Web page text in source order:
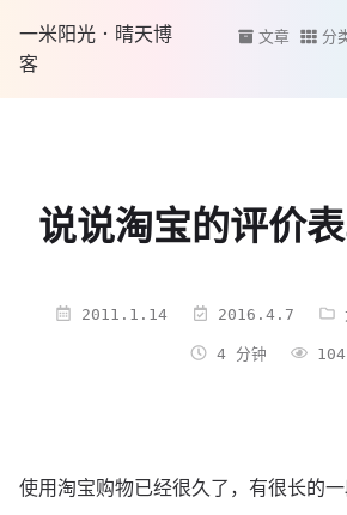
一米阳光·晴天博
客
文章 分
说说淘宝的评价
2011.1.14 2016.4.7
4 分钟 104
使用淘宝购物已经很久了，有很长的